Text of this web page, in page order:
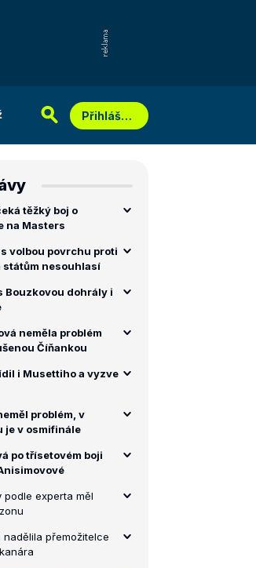
Přihlášení
těžký boj o
na Masters
volbou povrchu proti
státům nesouhlasí
Bouzkovou dohrály i
neměla problém
Číňankou
i Musettiho a vyzve
problém, v
je v osmifinále
po třísetovém boji
podle experta měl
nadělila přemožitelce